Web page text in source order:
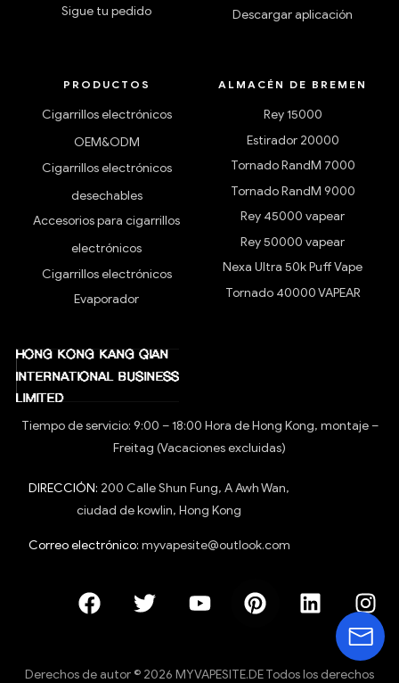
Sigue tu pedido
Descargar aplicación
PRODUCTOS
Cigarrillos electrónicos
OEM&ODM
Cigarrillos electrónicos
desechables
Accesorios para cigarrillos
electrónicos
Cigarrillos electrónicos
Evaporador
ALMACÉN DE BREMEN
Rey 15000
Estirador 20000
Tornado RandM 7000
Tornado RandM 9000
Rey 45000 vapear
Rey 50000 vapear
Nexa Ultra 50k Puff Vape
Tornado 40000 VAPEAR
Tiempo de servicio: 9:00 – 18:00 Hora de Hong Kong, montaje –
Freitag (Vacaciones excluidas)
DIRECCIÓN: 200 Calle Shun Fung, A Awh Wan,
ciudad de kowlin, Hong Kong
Correo electrónico: myvapesite@outlook.com
Derechos de autor © 2026 MYVAPESITE.DE Todos los derechos